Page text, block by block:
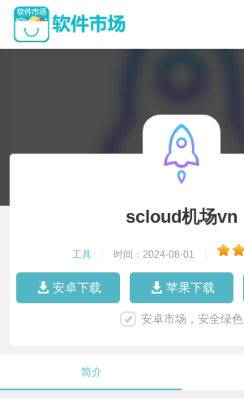
scloud机场vn
工具 时间：2024-08-01
安卓下载 苹果下载
安卓市场，安全绿色
简介